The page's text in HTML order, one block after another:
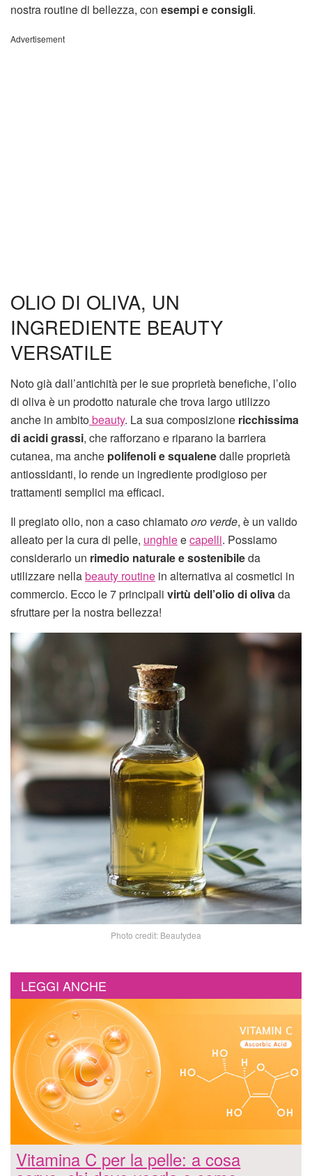
nostra routine di bellezza, con esempi e consigli.
Advertisement
OLIO DI OLIVA, UN
INGREDIENTE BEAUTY
VERSATILE
Noto già dall’antichità per le sue proprietà benefiche, l’olio
di oliva è un prodotto naturale che trova largo utilizzo
anche in ambitobeauty. La sua composizione ricchissima
di acidi grassi, che rafforzano e riparano la barriera
cutanea, ma anche polifenoli e squalenedalle proprietà
antiossidanti, lo rende un ingrediente prodigioso per
trattamenti semplici ma efficaci.
Il pregiato olio, non a caso chiamatooro verde, è un valido
alleato per la cura di pelle, unghieecapelli. Possiamo
considerarlo un rimedio naturale e sostenibileda
utilizzare nellabeauty routine in alternativa ai cosmetici in
commercio. Ecco le 7 principali virtù dell’olio di olivada
sfruttare per la nostra bellezza!
Photo credit: Beautydea
LEGGI ANCHE
Vitamina C per la pelle: a cosa